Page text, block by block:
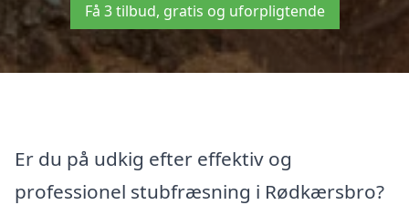
Få 3 tilbud, gratis og uforpligtende
Er du på udkig efter effektiv og
professionel stubfræsning i Rødkærsbro?